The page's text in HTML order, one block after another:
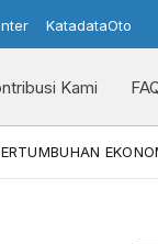
KatadataOto
Kami